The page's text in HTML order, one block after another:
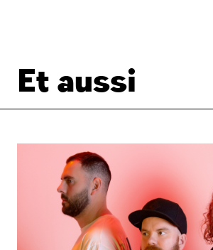
Et aussi